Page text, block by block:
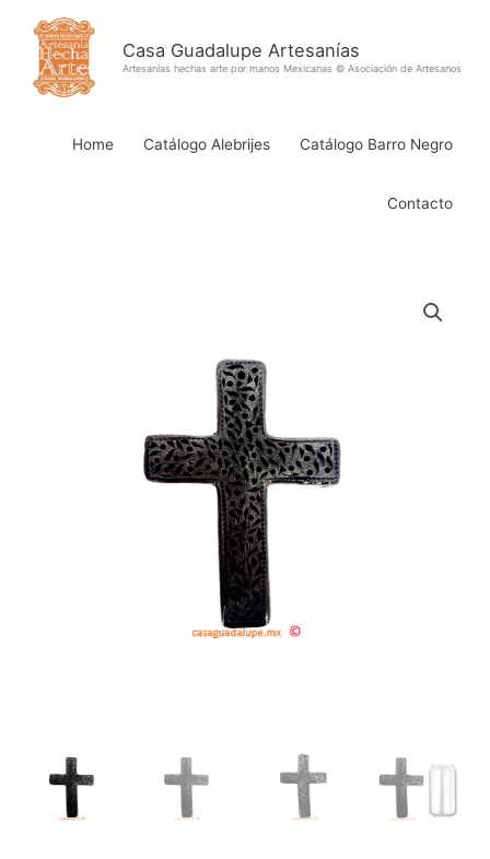
contenido
Casa Guadalupe Artesanías
Artesanías hechas arte por manos Mexicanas © Asociación de Artesanos
Home Catálogo Alebrijes Catálogo Barro Negro
Contacto